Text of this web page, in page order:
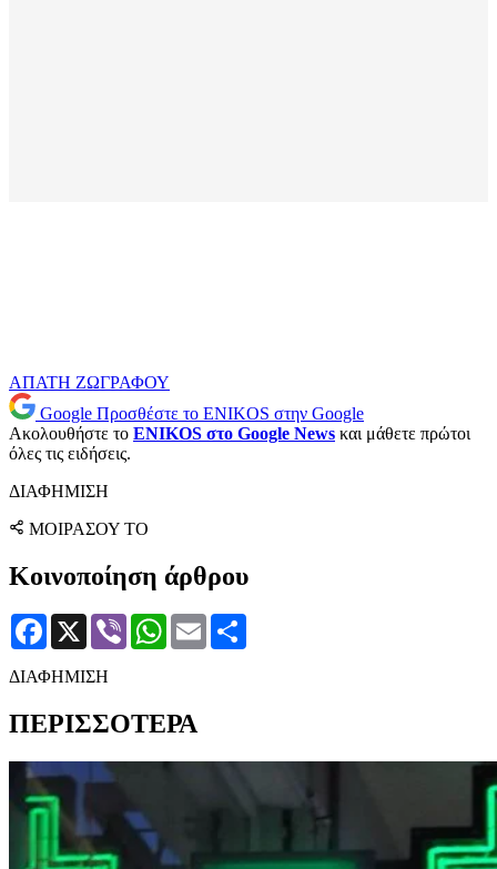
ΑΠΑΤΗ ΖΩΓΡΑΦΟΥ
Google Προσθέστε το ENIKOS στην Google
Ακολουθήστε το ENIKOS στο Google News και μάθετε πρώτοι
όλες τις ειδήσεις.
ΔΙΑΦΗΜΙΣΗ
ΜΟΙΡΑΣΟΥ ΤΟ
Κοινοποίηση άρθρου
Facebook
X Viber WhatsApp
Email
ΔΙΑΦΗΜΙΣΗ
ΠΕΡΙΣΣΟΤΕΡΑ